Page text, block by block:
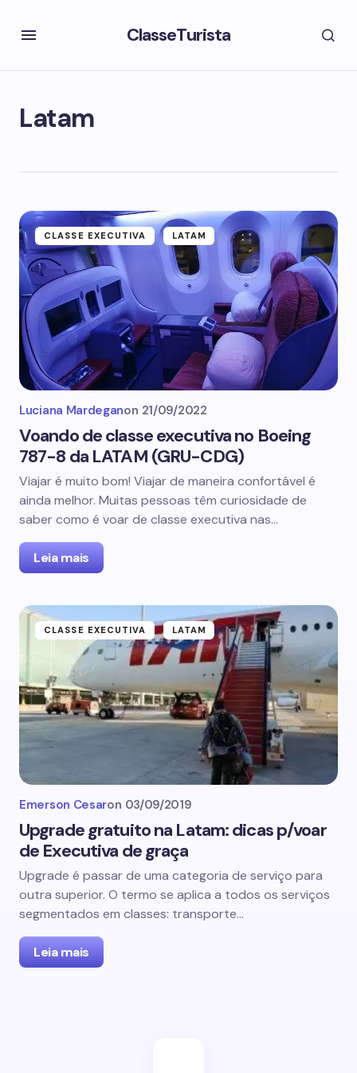
ClasseTurista
Latam
CLASSE EXECUTIVA LATAM
Luciana Mardeganon 21/09/2022
Voando de classe executiva no Boeing
787-8 da LATAM (GRU-CDG)
Viajar é muito bom! Viajar de maneira confortável é
ainda melhor. Muitas pessoas têm curiosidade de
saber como é voar de classe executiva nas…
Leia mais
CLASSE EXECUTIVA LATAM
Emerson Cesaron 03/09/2019
Upgrade gratuito na Latam: dicas p/voar
de Executiva de graça
Upgrade é passar de uma categoria de serviço para
outra superior. O termo se aplica a todos os serviços
segmentados em classes: transporte…
Leia mais